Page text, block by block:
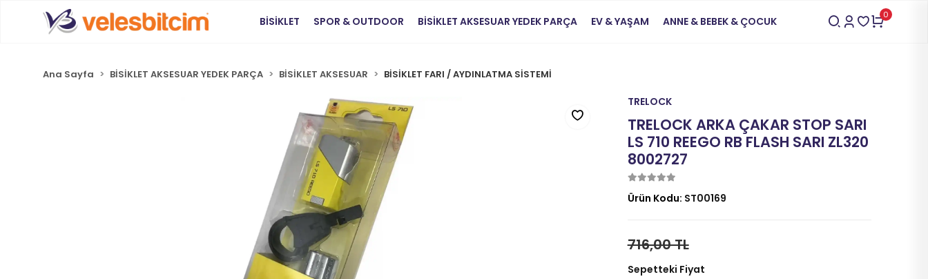
BİSİKLET SPOR & OUTDOOR BİSİKLET AKSESUAR YEDEK PARÇA EV & YAŞAM ANNE & BEBEK & ÇOCUK 0
Ana Sayfa BİSİKLET AKSESUAR YEDEK PARÇA BİSİKLET AKSESUAR BİSİKLET FARI / AYDINLATMA SİSTEMİ
TRELOCK
TRELOCK ARKA ÇAKAR STOP SARI
LS 710 REEGO RB FLASH SARI ZL320
8002727
Ürün Kodu: ST00169
716,00 TL
Sepetteki Fiyat